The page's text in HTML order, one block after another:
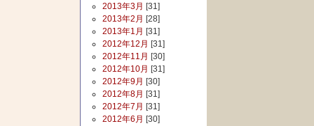
2013年3月 [31]
2013年2月 [28]
2013年1月 [31]
2012年12月 [31]
2012年11月 [30]
2012年10月 [31]
2012年9月 [30]
2012年8月 [31]
2012年7月 [31]
2012年6月 [30]